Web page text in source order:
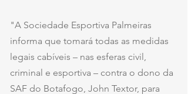
"A Sociedade Esportiva Palmeiras
informa que tomará todas as medidas
legais cabíveis – nas esferas civil,
criminal e esportiva – contra o dono da
SAF do Botafogo, John Textor, para